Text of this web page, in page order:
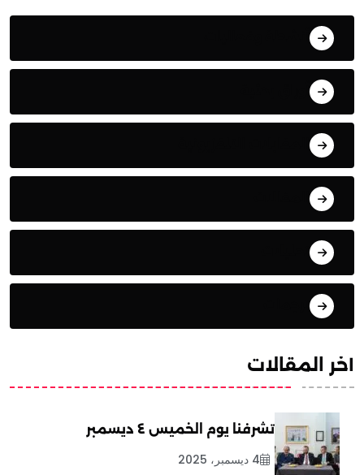
آخر المقالات
تشرفنا يوم الخميس ٤ ديسمبر
4 ديسمبر، 2025